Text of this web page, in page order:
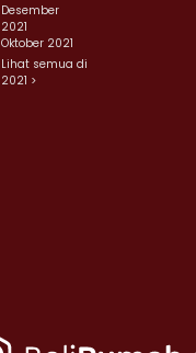
Desember
2021
Oktober 2021
Lihat semua di
2021 >